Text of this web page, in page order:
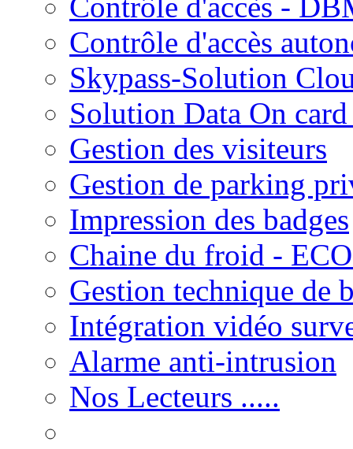
Contrôle d'accès
Skypass-Solution
Solution Data On
Gestion des visiteurs
Gestion de parking
Impression des badges
Chaine du froid -
Gestion technique de
Intégration vidéo
Alarme anti-intrusion
Nos Lecteurs .....